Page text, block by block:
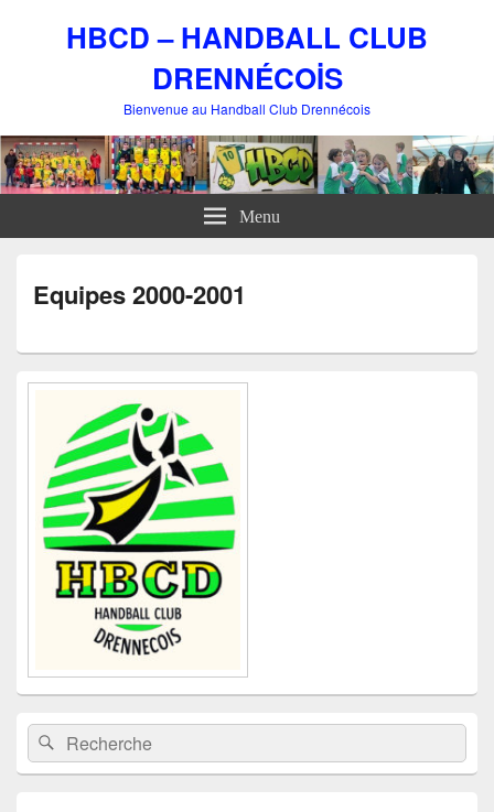
HBCD – HANDBALL CLUB
DRENNÉCOİS
Bienvenue au Handball Club Drennécois
Menu
Equipes 2000-2001
Zone
barre
latérale
Recherche :Rechercher